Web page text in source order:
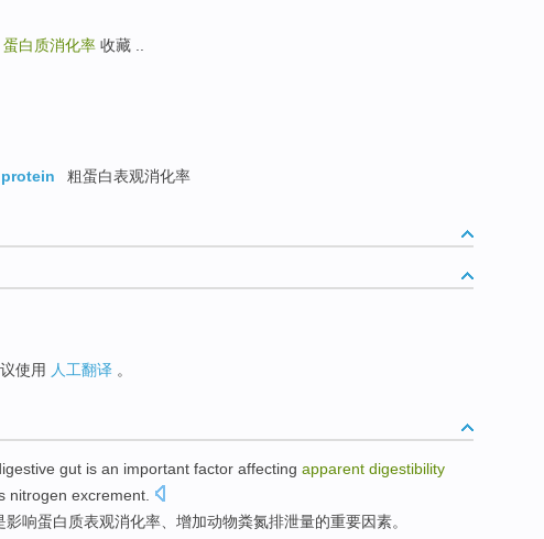
蛋白质消化率 收藏 ..
粗蛋白表观消化率
使用 人工翻译 。
gut is an important factor affecting apparent digestibility
nitrogen excrement.
影响蛋白质表观消化率、 增加动物粪氮排泄量的重要因素。